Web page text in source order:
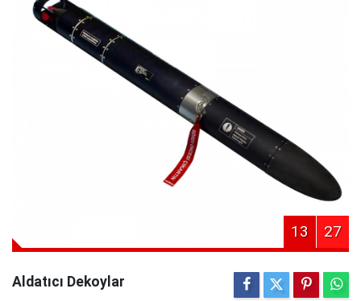
13 27
Aldatıcı Dekoylar